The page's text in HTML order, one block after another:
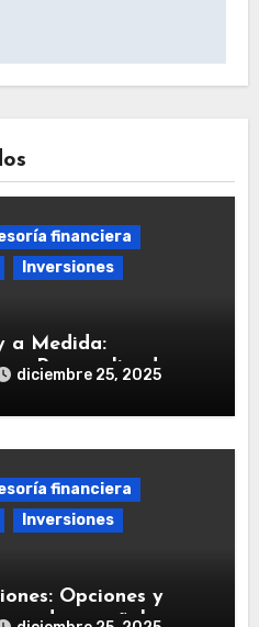
financiera
Inversiones
a Medida:
Personalizadas
diciembre 25, 2025
financiera
Inversiones
Opciones y
español